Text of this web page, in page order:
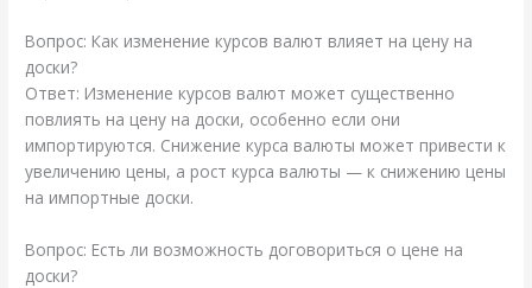
Вопрос: Как изменение курсов валют влияет на цену на
доски?
Ответ: Изменение курсов валют может существенно
повлиять на цену на доски, особенно если они
импортируются. Снижение курса валюты может привести к
увеличению цены, а рост курса валюты — к снижению цены
на импортные доски.
Вопрос: Есть ли возможность договориться о цене на
доски?